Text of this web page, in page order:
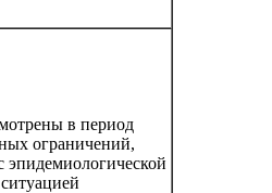
в период
ограничений,
эпидемиологической
ситуацией